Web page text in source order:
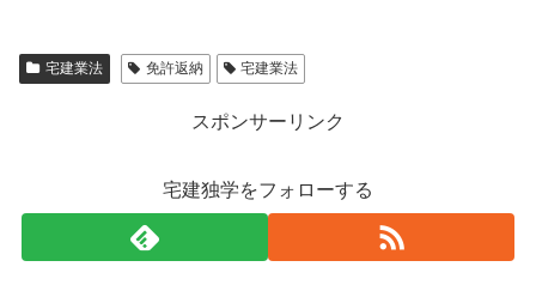
宅建業法 免許返納 宅建業法
スポンサーリンク
宅建独学をフォローする